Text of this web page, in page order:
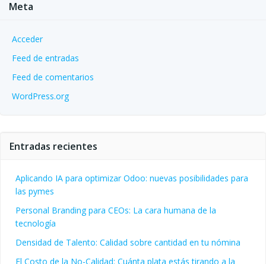
Meta
Acceder
Feed de entradas
Feed de comentarios
WordPress.org
Entradas recientes
Aplicando IA para optimizar Odoo: nuevas posibilidades para
las pymes
Personal Branding para CEOs: La cara humana de la
tecnología
Densidad de Talento: Calidad sobre cantidad en tu nómina
El Costo de la No-Calidad: Cuánta plata estás tirando a la